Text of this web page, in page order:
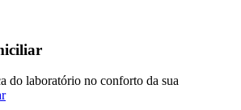
do laboratório no conforto da sua